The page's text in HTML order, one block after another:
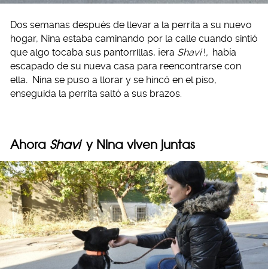
Dos semanas después de llevar a la perrita a su nuevo
hogar, Nina estaba caminando por la calle cuando sintió
que algo tocaba sus pantorrillas, ¡era Shavi !, había
escapado de su nueva casa para reencontrarse con
ella. Nina se puso a llorar y se hincó en el piso,
enseguida la perrita saltó a sus brazos.
Ahora Shaviy Nina viven juntas